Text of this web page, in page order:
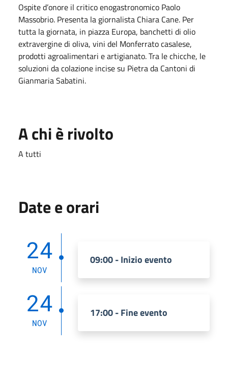
Ospite d’onore il critico enogastronomico Paolo
Massobrio. Presenta la giornalista Chiara Cane. Per
tutta la giornata, in piazza Europa, banchetti di olio
extravergine di oliva, vini del Monferrato casalese,
prodotti agroalimentari e artigianato. Tra le chicche, le
soluzioni da colazione incise su Pietra da Cantoni di
Gianmaria Sabatini.
A chi è rivolto
A tutti
Date e orari
24
NOV
09:00 - Inizio evento
24
NOV
17:00 - Fine evento